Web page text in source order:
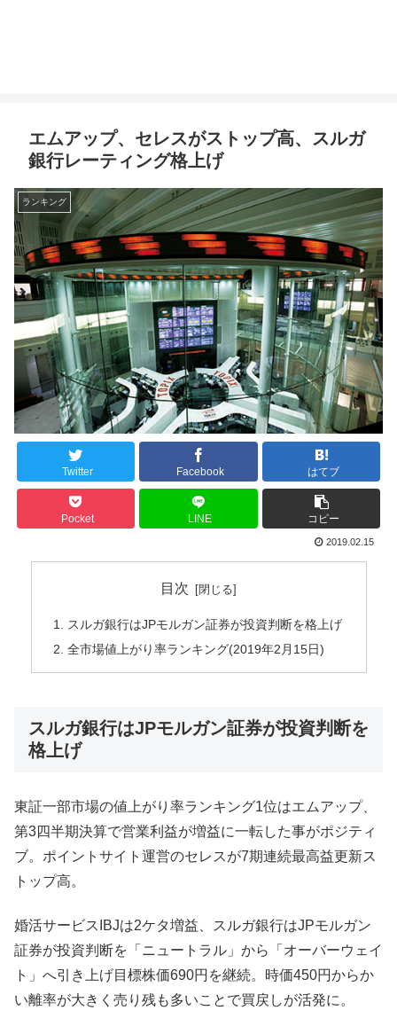
エムアップ、セレスがストップ高、スルガ
銀行レーティング格上げ
ランキング
Twitter Facebook はてブ
Pocket LINE コピー
2019.02.15
目次
スルガ銀行はJPモルガン証券が投資判断を格上げ
全市場値上がり率ランキング(2019年2月15日)
スルガ銀行はJPモルガン証券が投資判断を
格上げ
東証一部市場の値上がり率ランキング1位はエムアップ、
第3四半期決算で営業利益が増益に一転した事がポジティ
ブ。ポイントサイト運営のセレスが7期連続最高益更新ス
トップ高。
婚活サービスIBJは2ケタ増益、スルガ銀行はJPモルガン
証券が投資判断を「ニュートラル」から「オーバーウェイ
ト」へ引き上げ目標株価690円を継続。時価450円からか
い離率が大きく売り残も多いことで買戻しが活発に。